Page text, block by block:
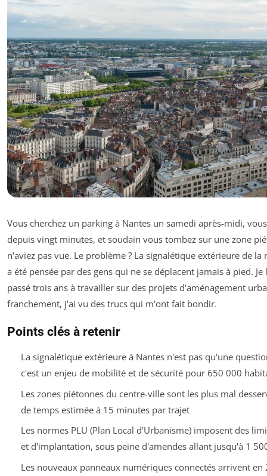
Vous cherchez un parking à Nantes un samedi après-midi,
depuis vingt minutes, et soudain vous tombez sur une zone
n'aviez pas vue. Le problème ? La signalétique extérieure de
a été pensée par des gens qui ne se déplacent jamais à pied.
passé trois ans à travailler sur des projets d'aménagement
franchement, j'ai vu des trucs qui m'ont fait bondir.
Points clés à retenir
La signalétique extérieure à Nantes n'est pas qu'une
c'est un enjeu de mobilité et de sécurité pour 650 000
Les zones piétonnes du centre-ville sont les plus mal
de temps estimée à 15 minutes par trajet
Les normes PLU (Plan Local d'Urbanisme) imposent des
et d'implantation, sous peine d'amendes allant jusqu'à 1
Les nouveaux panneaux numériques connectés arrivent